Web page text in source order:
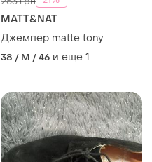
MATT&NAT
Джемпер matte tony
38 / M / 46 и еще 1